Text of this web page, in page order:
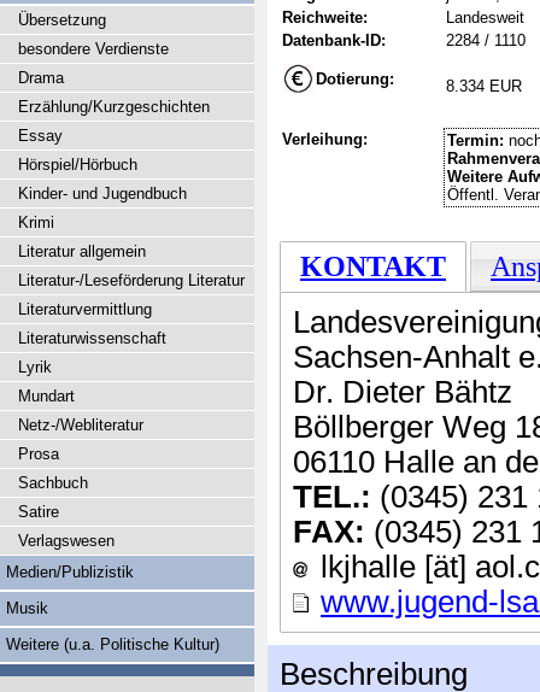
Reichweite:
Landesweit
Datenbank-ID:
2284 / 1110
Dotierung: 8.334 EUR
Verleihung: Termin:
Weitere
Öffentl.
KONTAKT
Sachsen-Anhalt
Dr. Dieter Bähtz
Böllberger Weg
06110 Halle an
TEL.: (0345) 231
FAX: (0345) 231
lkjhalle [ät]
www.jugend-
Beschreibung
Übersetzung
besondere Verdienste
Drama
Erzählung/Kurzgeschichten
Essay
Hörspiel/Hörbuch
Kinder- und Jugendbuch
Krimi
Literatur allgemein
Literatur-/Leseförderung Literatur
Literaturvermittlung
Literaturwissenschaft
Lyrik
Mundart
Netz-/Webliteratur
Prosa
Sachbuch
Satire
Verlagswesen
Medien/Publizistik
Musik
Weitere (u.a. Politische Kultur)